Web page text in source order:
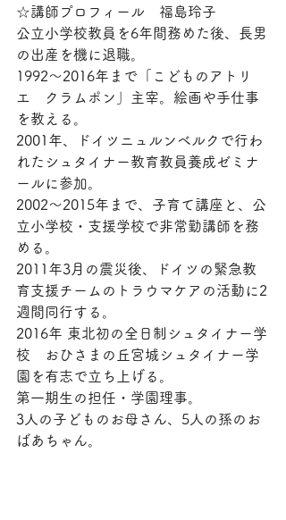
☆講師プロフィール　福島玲子
公立小学校教員を6年間務めた後、長男
の出産を機に退職。
1992〜2016年まで「こどものアトリ
エ　クラムポン」主宰。絵画や手仕事
を教える。
2001年、ドイツニュルンベルクで行わ
れたシュタイナー教育教員養成ゼミナ
ールに参加。
2002〜2015年まで、子育て講座と、公
立小学校・支援学校で非常勤講師を務
める。
2011年3月の震災後、ドイツの緊急教
育支援チームのトラウマケアの活動に2
週間同行する。
2016年 東北初の全日制シュタイナー学
校　おひさまの丘宮城シュタイナー学
園を有志で立ち上げる。
第一期生の担任・学園理事。
3人の子どものお母さん、5人の孫のお
ばあちゃん。